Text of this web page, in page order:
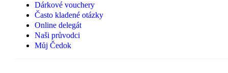
Dárkové vouchery
Často kladené otázky
Online delegát
Naši průvodci
Můj Čedok